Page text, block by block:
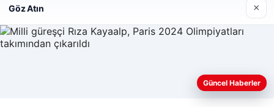
Web sitemizi nasıl kullandığınızı daha iyi anlayabilmek,
Göz Atın ×
Güncel Haberler